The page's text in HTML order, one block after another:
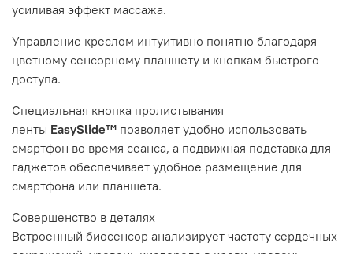
усиливая эффект массажа.
Управление креслом интуитивно понятно благодаря
цветному сенсорному планшету и кнопкам быстрого
доступа.
Специальная кнопка пролистывания
ленты EasySlide™ позволяет удобно использовать
смартфон во время сеанса, а подвижная подставка для
гаджетов обеспечивает удобное размещение для
смартфона или планшета.
Совершенство в деталях
Встроенный биосенсор анализирует частоту сердечных